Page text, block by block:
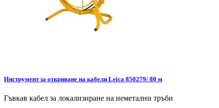
Инструмент за откриване на кабели Leica 850279/ 80 м
Гъвкав кабел за локализиране на неметални тръби